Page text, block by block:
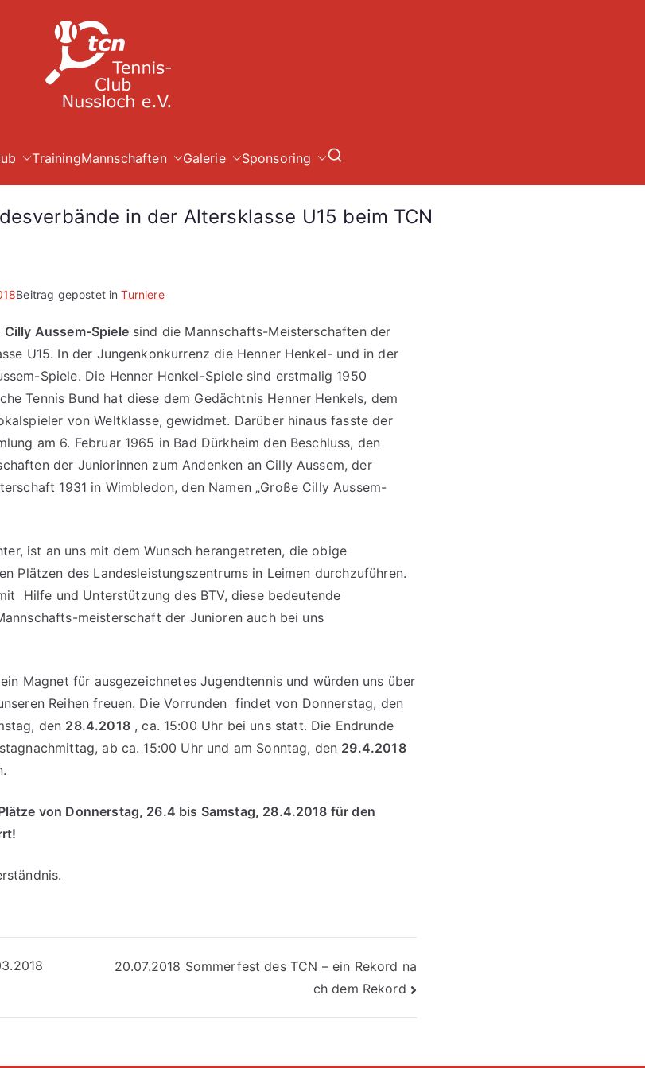
TrainingMannschaften Galerie Sponsoring
in der Altersklasse U15 beim TCN
Beitrag gepostet inTurniere
Aussem-Spielesind die Mannschafts-Meisterschaften der
U15. In der Jungenkonkurrenz die Henner Henkel- und in der
Spiele. Die Henner Henkel-Spiele sind erstmalig 1950
Tennis Bund hat diese dem Gedächtnis Henner Henkels, dem
von Weltklasse, gewidmet. Darüber hinaus fasste der
am 6. Februar 1965 in Bad Dürkheim den Beschluss, den
der Juniorinnen zum Andenken an Cilly Aussem, der
1931 in Wimbledon, den Namen „Große Cilly Aussem-
ist an uns mit dem Wunsch herangetreten, die obige
Plätzen des Landesleistungszentrums in Leimen durchzuführen.
Hilfe und Unterstützung des BTV, diese bedeutende
meisterschaft der Junioren auch bei uns
Magnet für ausgezeichnetes Jugendtennis und würden uns über
Reihen freuen. Die Vorrunden findet von Donnerstag, den
den 28.4.2018, ca. 15:00 Uhr bei uns statt. Die Endrunde
ab ca. 15:00 Uhr und am Sonntag, den 29.4.2018
von Donnerstag, 26.4 bis Samstag, 28.4.2018 für den
20.07.2018 Sommerfest des TCN – ein Rekord na
ch dem Rekord